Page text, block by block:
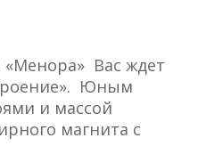
«Менора» Вас ждет
Юным
и массой
магнита с